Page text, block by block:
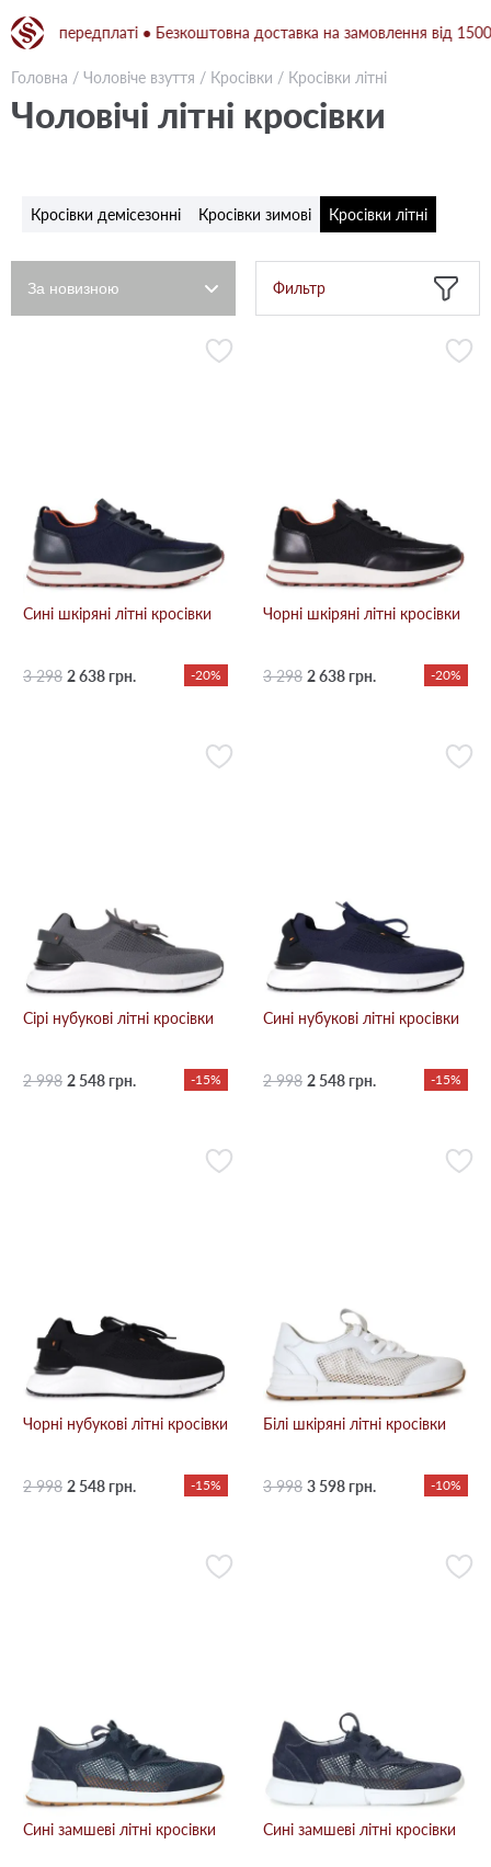
● Безкоштовна доставка на замовлення від 1500 грн
Головна / Чоловіче взуття / Кросівки / Кросівки літні
Чоловічі літні кросівки
Кросівки демісезонні Кросівки зимові Кросівки літні
Фильтр
Сині шкіряні літні кросівки
3 298 2 638 грн. -20%
Чорні шкіряні літні кросівки
3 298 2 638 грн. -20%
Сірі нубукові літні кросівки
2 998 2 548 грн. -15%
Сині нубукові літні кросівки
2 998 2 548 грн. -15%
Чорні нубукові літні кросівки
2 998 2 548 грн. -15%
Білі шкіряні літні кросівки
3 998 3 598 грн. -10%
Сині замшеві літні кросівки Сині замшеві літні кросівки